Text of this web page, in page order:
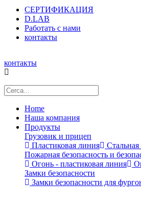
СЕРТИФИКАЦИЯ
D.LAB
Работать с нами
контакты
контакты
Home
Наша компания
Продукты
Грузовик и прицеп
Пластиковая линия
Пожарная безопасность и
Огонь - пластиковая линия
Замки безопасности
Замки безопасности для